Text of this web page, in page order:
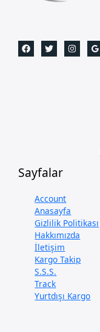
Sayfalar
Account
Anasayfa
Gizlilik Politikası
Hakkımızda
İletişim
Kargo Takip
S.S.S.
Track
Yurtdışı Kargo